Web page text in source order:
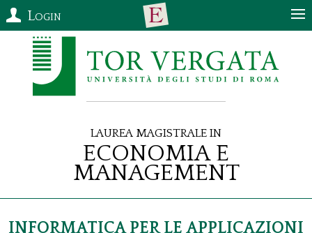
Login
Laurea Magistrale in
Economia e
Management
INFORMATICA PER LE APPLICAZIONI